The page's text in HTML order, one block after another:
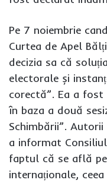
Pe 7 noiembrie
Curtea de Apel
decizia sa că
electorale și
corectă”. Ea a
în baza a două
Schimbării”.
a informat
faptul că se află
internaționale,